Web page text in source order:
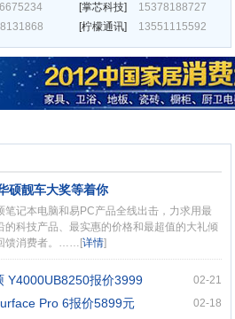
[掌芯科技]
15378188727
[柠檬通讯] 13551115592
硕靓车大奖等着你
笔记本电脑和易PC产品全线出击，力求用最
的科技产品、最实惠的价格和最超值的大礼倾
馈消费者。……[详情]
Y4000UB8250报价3999 02-21
Pro 6报价5899元 02-18